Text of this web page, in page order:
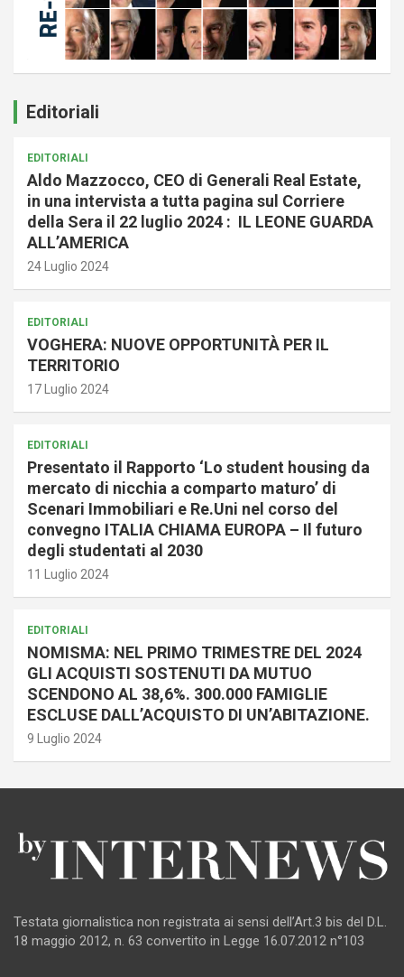
Editoriali
EDITORIALI
Aldo Mazzocco, CEO di Generali Real Estate,
in una intervista a tutta pagina sul Corriere
della Sera il 22 luglio 2024 : IL LEONE GUARDA
ALL’AMERICA
24 Luglio 2024
EDITORIALI
VOGHERA: NUOVE OPPORTUNITÀ PER IL
TERRITORIO
17 Luglio 2024
EDITORIALI
Presentato il Rapporto ‘Lo student housing da
mercato di nicchia a comparto maturo’ di
Scenari Immobiliari e Re.Uni nel corso del
convegno ITALIA CHIAMA EUROPA – Il futuro
degli studentati al 2030
11 Luglio 2024
EDITORIALI
NOMISMA: NEL PRIMO TRIMESTRE DEL 2024
GLI ACQUISTI SOSTENUTI DA MUTUO
SCENDONO AL 38,6%. 300.000 FAMIGLIE
ESCLUSE DALL’ACQUISTO DI UN’ABITAZIONE.
9 Luglio 2024
Testata giornalistica non registrata ai sensi dell’Art.3 bis del D.L.
18 maggio 2012, n. 63 convertito in Legge 16.07.2012 n°103